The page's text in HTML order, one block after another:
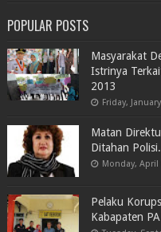
POPULAR POSTS
Masyarakat
Istrinya
2013
Friday,
Matan
Ditahan Polisi.
Monday, April
Pelaku
Kabapaten